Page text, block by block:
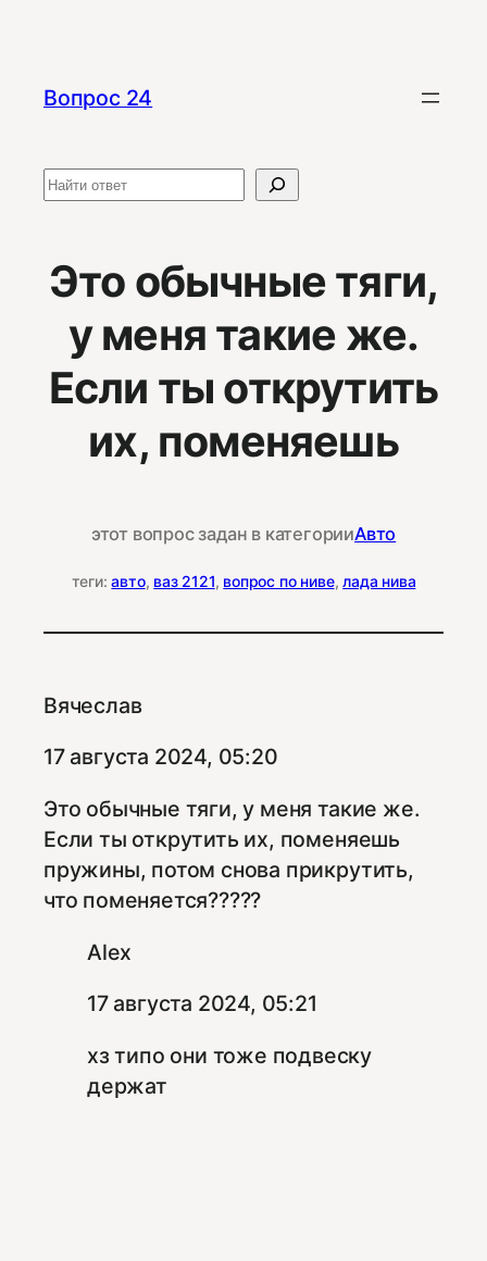
содержимому
Вопрос 24
Поиск
Это обычные тяги,
у меня такие же.
Если ты открутить
их, поменяешь
этот вопрос задан в категорииАвто
теги:авто, ваз 2121, вопрос по ниве, лада нива
Вячеслав
17 августа 2024, 05:20
Это обычные тяги, у меня такие же.
Если ты открутить их, поменяешь
пружины, потом снова прикрутить,
что поменяется?????
Alex
17 августа 2024, 05:21
хз типо они тоже подвеску
держат